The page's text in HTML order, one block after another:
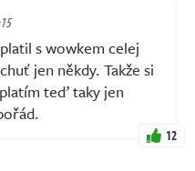
s wowkem celej
jen někdy. Takže si
teď taky jen
12